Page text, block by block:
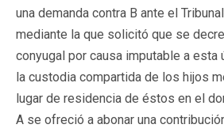
una demanda contra B ante el
mediante la que solicitó que se
conyugal por causa imputable a esta
la custodia compartida de los hijos
lugar de residencia de éstos en el
A se ofreció a abonar una